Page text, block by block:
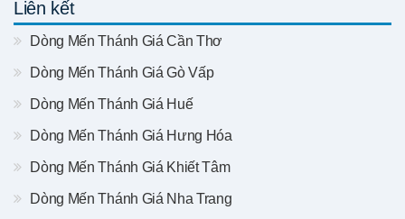
Liên kết
Dòng Mến Thánh Giá Cần Thơ
Dòng Mến Thánh Giá Gò Vấp
Dòng Mến Thánh Giá Huế
Dòng Mến Thánh Giá Hưng Hóa
Dòng Mến Thánh Giá Khiết Tâm
Dòng Mến Thánh Giá Nha Trang